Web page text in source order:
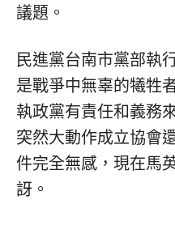
議題。
民進黨台南市黨部執
是戰爭中無辜的犧牲
執政黨有責任和義務
突然大動作成立協會
件完全無感，現在馬
訝。